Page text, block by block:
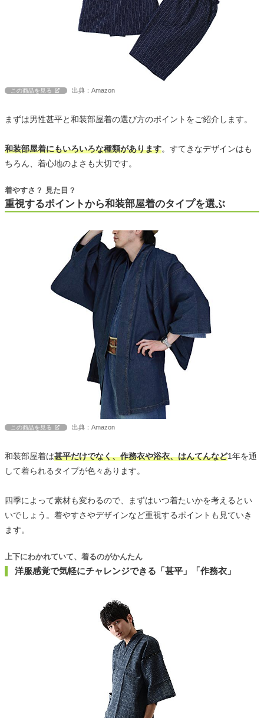
この商品を見る 出典：Amazon
まずは男性甚平と和装部屋着の選び方のポイントをご紹介します。
和装部屋着にもいろいろな種類があります。すてきなデザインはも
ちろん、着心地のよさも大切です。
重視するポイントから和装部屋着のタイプを選ぶ
着やすさ？ 見た目？
この商品を見る 出典：Amazon
和装部屋着は甚平だけでなく、作務衣や浴衣、はんてんなど1年を通
して着られるタイプが色々あります。
四季によって素材も変わるので、まずはいつ着たいかを考えるとい
いでしょう。着やすさやデザインなど重視するポイントも見ていき
ます。
洋服感覚で気軽にチャレンジできる「甚平」「作務衣」
上下にわかれていて、着るのがかんたん